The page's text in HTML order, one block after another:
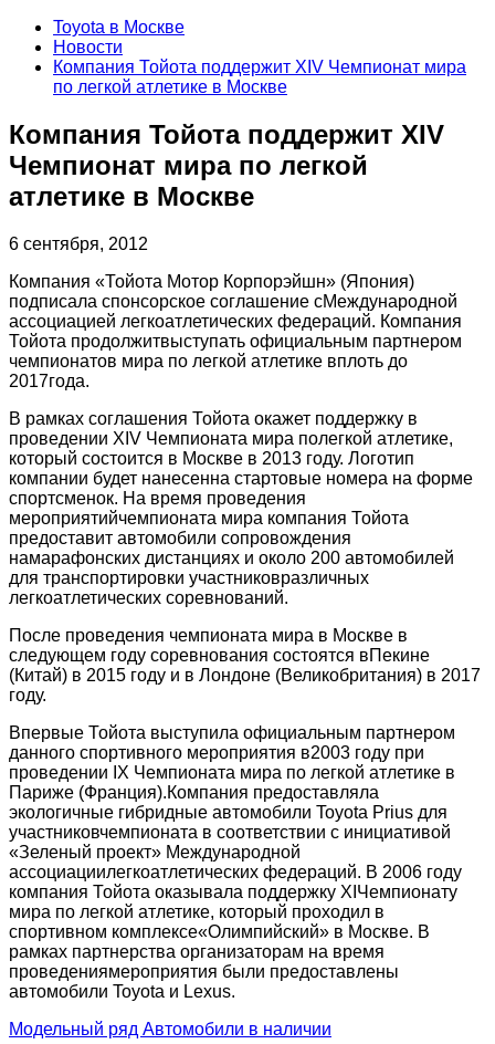
Toyota в Москве
Новости
Компания Тойота поддержит XIV Чемпионат мира
по легкой атлетике в Москве
Компания Тойота поддержит XIV
Чемпионат мира по легкой
атлетике в Москве
6 сентября, 2012
Компания «Тойота Мотор Корпорэйшн» (Япония)
подписала спонсорское соглашение сМеждународной
ассоциацией легкоатлетических федераций. Компания
Тойота продолжитвыступать официальным партнером
чемпионатов мира по легкой атлетике вплоть до
2017года.
В рамках соглашения Тойота окажет поддержку в
проведении XIV Чемпионата мира полегкой атлетике,
который состоится в Москве в 2013 году. Логотип
компании будет нанесенна стартовые номера на форме
спортсменок. На время проведения
мероприятийчемпионата мира компания Тойота
предоставит автомобили сопровождения
намарафонских дистанциях и около 200 автомобилей
для транспортировки участниковразличных
легкоатлетических соревнований.
После проведения чемпионата мира в Москве в
следующем году соревнования состоятся вПекине
(Китай) в 2015 году и в Лондоне (Великобритания) в 2017
году.
Впервые Тойота выступила официальным партнером
данного спортивного мероприятия в2003 году при
проведении IX Чемпионата мира по легкой атлетике в
Париже (Франция).Компания предоставляла
экологичные гибридные автомобили Toyota Prius для
участниковчемпионата в соответствии с инициативой
«Зеленый проект» Международной
ассоциациилегкоатлетических федераций. В 2006 году
компания Тойота оказывала поддержку XIЧемпионату
мира по легкой атлетике, который проходил в
спортивном комплексе«Олимпийский» в Москве. В
рамках партнерства организаторам на время
проведениямероприятия были предоставлены
автомобили Toyota и Lexus.
Модельный ряд Автомобили в наличии